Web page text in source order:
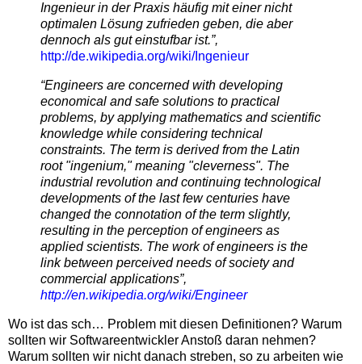
Ingenieur in der Praxis häufig mit einer nicht
optimalen Lösung zufrieden geben, die aber
dennoch als gut einstufbar ist.”,
http://de.wikipedia.org/wiki/Ingenieur
“Engineers are concerned with developing
economical and safe solutions to practical
problems, by applying mathematics and scientific
knowledge while considering technical
constraints. The term is derived from the Latin
root "ingenium," meaning "cleverness". The
industrial revolution and continuing technological
developments of the last few centuries have
changed the connotation of the term slightly,
resulting in the perception of engineers as
applied scientists. The work of engineers is the
link between perceived needs of society and
commercial applications”,
http://en.wikipedia.org/wiki/Engineer
Wo ist das sch… Problem mit diesen Definitionen? Warum
sollten wir Softwareentwickler Anstoß daran nehmen?
Warum sollten wir nicht danach streben, so zu arbeiten wie